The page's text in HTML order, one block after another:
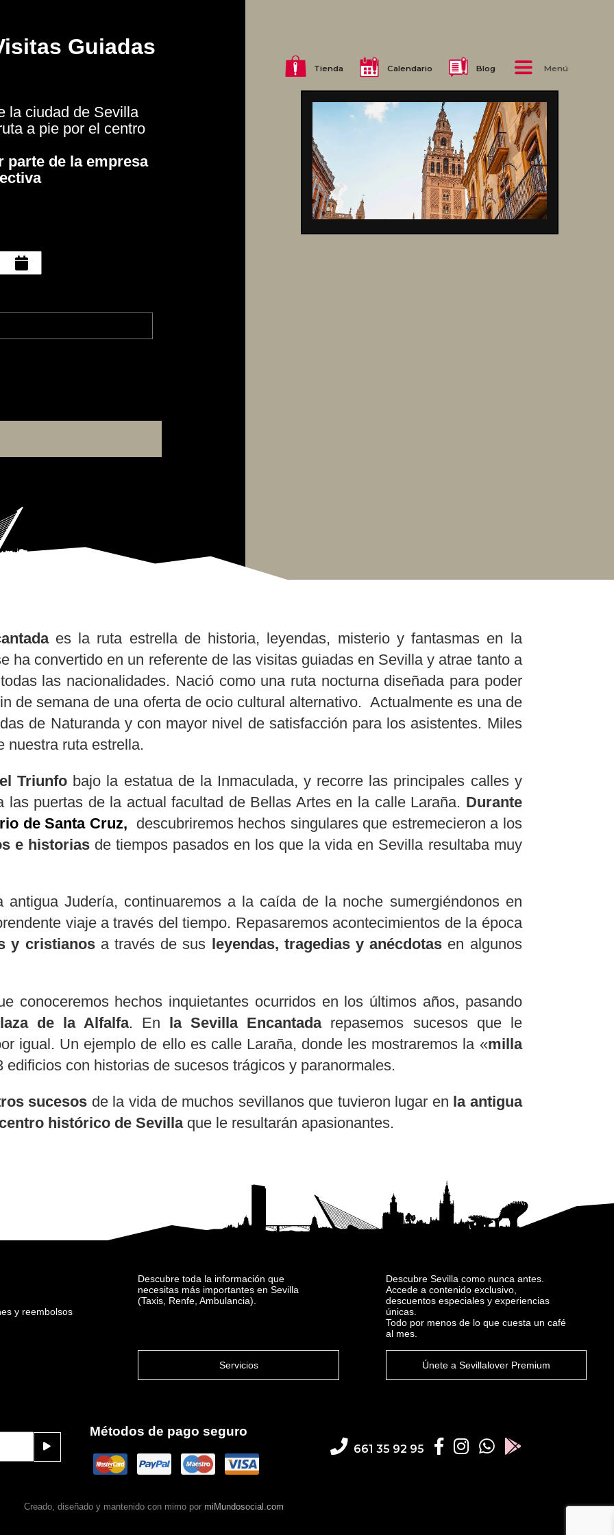
Tienda Calendario Blog Menú
Guiadas
la ciudad de Sevilla
a pie por el centro
parte de la empresa
8 9
5
cerrar
es la ruta estrella de historia, leyendas, misterio y fantasmas en la
ha convertido en un referente de las visitas guiadas en Sevilla y atrae tanto a
las nacionalidades. Nació como una ruta nocturna diseñada para poder
de semana de una oferta de ocio cultural alternativo. Actualmente es una de
de Naturanda y con mayor nivel de satisfacción para los asistentes. Miles
nuestra ruta estrella.
Triunfo bajo la estatua de la Inmaculada, y recorre las principales calles y
las puertas de la actual facultad de Bellas Artes en la calle Laraña. Durante
de Santa Cruz, descubriremos hechos singulares que estremecieron a los
e historiasde tiempos pasados en los que la vida en Sevilla resultaba muy
Judería, continuaremos a la caída de la noche sumergiéndonos en
viaje a través del tiempo. Repasaremos acontecimientos de la época
y cristianosa través de sus leyendas, tragedias y anécdotas en algunos
conoceremos hechos inquietantes ocurridos en los últimos años, pasando
de la Alfalfa. En la Sevilla Encantadarepasemos sucesos que le
igual. Un ejemplo de ello es calle Laraña, donde les mostraremos la «milla
edificios con historias de sucesos trágicos y paranormales.
sucesos de la vida de muchos sevillanos que tuvieron lugar en la antigua
histórico de Sevilla que le resultarán apasionantes.
y reembolsos
Descubre toda la información que
necesitas más importantes en Sevilla
(Taxis, Renfe, Ambulancia).
Servicios
Descubre Sevilla como nunca antes.
Accede a contenido exclusivo,
descuentos especiales y experiencias
únicas.
Todo por menos de lo que cuesta un café
al mes.
Únete a Sevillalover Premium
Métodos de pago seguro
661 35 92 95
Creado, diseñado y mantenido con mimo por miMundosocial.com